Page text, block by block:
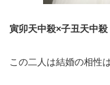
寅卯天中殺×子丑天中殺
この二人は結婚の相性